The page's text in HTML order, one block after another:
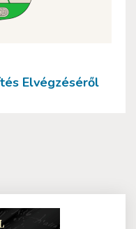
Elvégzéséről